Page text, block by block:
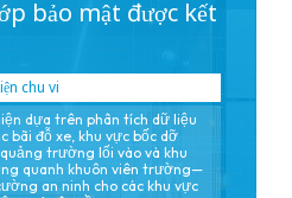
bảo mật được kết
chu vi
dựa trên phân tích dữ liệu
bãi đỗ xe, khu vực bốc dỡ
trường lối vào và khu
quanh khuôn viên trường—
an ninh cho các khu vực